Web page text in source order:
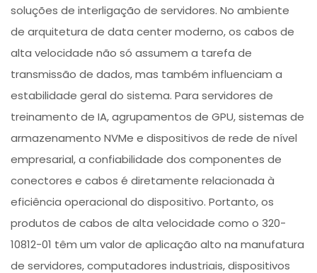
soluções de interligação de servidores. No ambiente
de arquitetura de data center moderno, os cabos de
alta velocidade não só assumem a tarefa de
transmissão de dados, mas também influenciam a
estabilidade geral do sistema. Para servidores de
treinamento de IA, agrupamentos de GPU, sistemas de
armazenamento NVMe e dispositivos de rede de nível
empresarial, a confiabilidade dos componentes de
conectores e cabos é diretamente relacionada à
eficiência operacional do dispositivo. Portanto, os
produtos de cabos de alta velocidade como o 320-
10812-01 têm um valor de aplicação alto na manufatura
de servidores, computadores industriais, dispositivos